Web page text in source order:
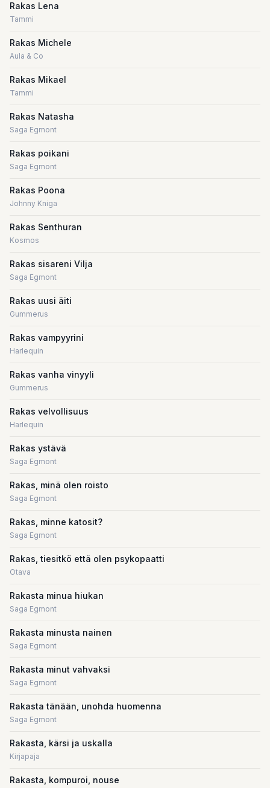
Rakas Lena
Tammi
Rakas Michele
Aula & Co
Rakas Mikael
Tammi
Rakas Natasha
Saga Egmont
Rakas poikani
Saga Egmont
Rakas Poona
Johnny Kniga
Rakas Senthuran
Kosmos
Rakas sisareni Vilja
Saga Egmont
Rakas uusi äiti
Gummerus
Rakas vampyyrini
Harlequin
Rakas vanha vinyyli
Gummerus
Rakas velvollisuus
Harlequin
Rakas ystävä
Saga Egmont
Rakas, minä olen roisto
Saga Egmont
Rakas, minne katosit?
Saga Egmont
Rakas, tiesitkö että olen psykopaatti
Otava
Rakasta minua hiukan
Saga Egmont
Rakasta minusta nainen
Saga Egmont
Rakasta minut vahvaksi
Saga Egmont
Rakasta tänään, unohda huomenna
Saga Egmont
Rakasta, kärsi ja uskalla
Kirjapaja
Rakasta, kompuroi, nouse